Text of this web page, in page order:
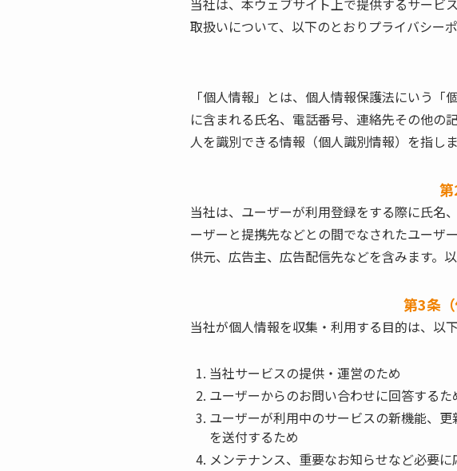
当社は、本ウェブサイト上で提供するサービ
取扱いについて、以下のとおりプライバシー
「個人情報」とは、個人情報保護法にいう
に含まれる氏名、電話番号、連絡先その他の
人を識別できる情報（個人識別情報）を指しま
第
当社は、ユーザーが利用登録をする際に氏名
ーザーと提携先などとの間でなされたユーザ
供元、広告主、広告配信先などを含みます。
第3条
当社が個人情報を収集・利用する目的は、以下
当社サービスの提供・運営のため
ユーザーからのお問い合わせに回答するた
ユーザーが利用中のサービスの新機能、
を送付するため
メンテナンス、重要なお知らせなど必要